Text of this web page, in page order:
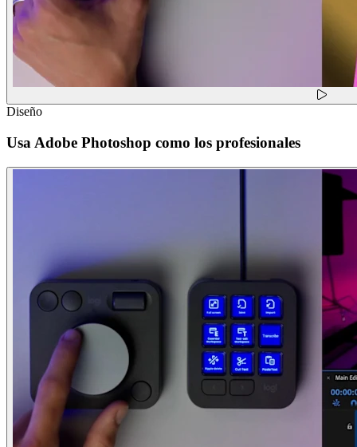
Diseño
Usa Adobe Photoshop como los profesionales